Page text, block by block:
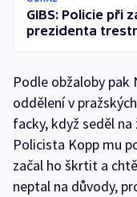
GIBS: Policie při
prezidenta
Podle obžaloby pak
oddělení v
facky, když seděl
Policista Kopp mu
začal ho škrtit a
neptal na důvody,